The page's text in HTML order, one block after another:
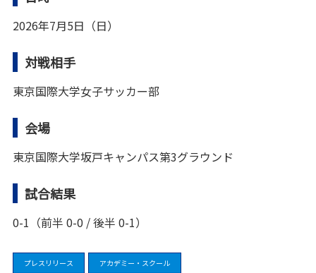
2026年7月5日（日）
対戦相手
東京国際大学女子サッカー部
会場
東京国際大学坂戸キャンパス第3グラウンド
試合結果
0-1（前半 0-0 / 後半 0-1）
プレスリリース アカデミー・スクール